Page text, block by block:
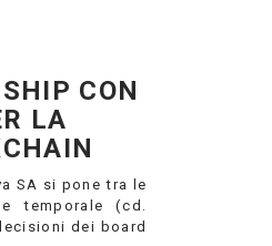
CON
LA
SA si pone tra le
temporale (cd.
dei board